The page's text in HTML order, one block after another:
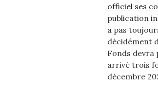
officiel ses
publication
a pas
décidément
Fonds devra
arrivé trois
décembre